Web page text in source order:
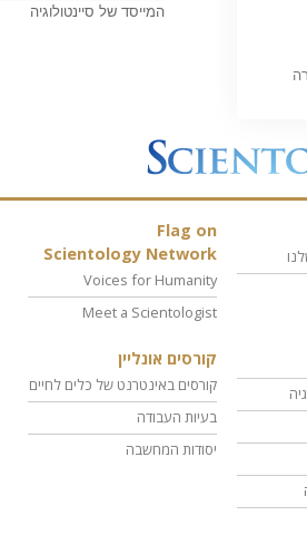
המייסד של סיינטולוגיה
Flag on
Scientology Network
Voices for Humanity
Meet a Scientologist
קורסים אונליין
קורסים באינטרנט של כלים לחיים
בעיות העבודה
יסודות המחשבה